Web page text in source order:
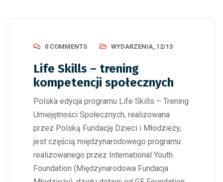
0 COMMENTS WYDARZENIA_12/13
Life Skills – trening
kompetencji społecznych
Polska edycja programu Life Skills – Trening
Umiejętności Społecznych, realizowana
przez Polską Fundację Dzieci i Młodzieży,
jest częścią międzynarodowego programu
realizowanego przez International Youth
Foundation (Międzynarodowa Fundacja